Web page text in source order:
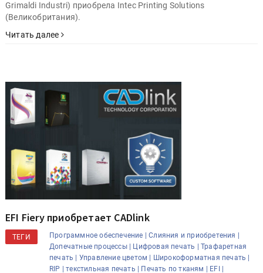
Grimaldi Industri) приобрела Intec Printing Solutions
(Великобритания).
Читать далее
EFI Fiery приобретает CADlink
ТЕГИ Программное обеспечение |
Слияния и приобретения |
Допечатные процессы |
Цифровая печать |
Трафаретная
печать |
Управление цветом |
Широкоформатная печать |
RIP |
текстильная печать | Печать по тканям |
EFI |